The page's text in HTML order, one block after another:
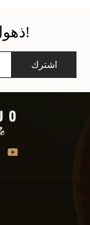
ذهول البريد الإلكتروني!
اشترك